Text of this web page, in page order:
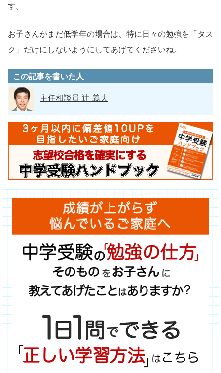
す。
お子さんがまだ低学年の場合は、特に日々の勉強を「タス
ク」だけにしないようにしてあげてくださいね。
この記事を書いた人
主任相談員 辻 義夫